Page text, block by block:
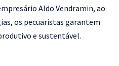
Aldo Vendramin, ao
os pecuaristas garantem
e sustentável.